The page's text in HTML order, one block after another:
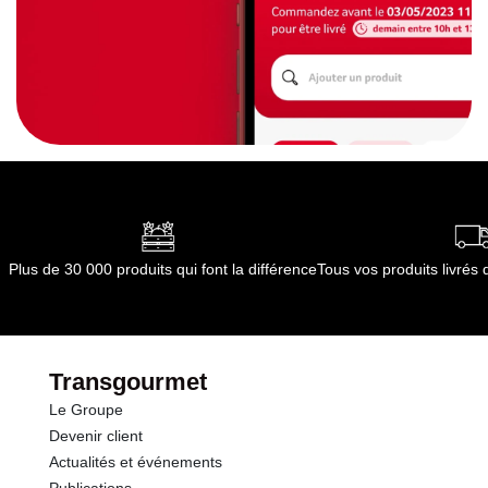
Plus de 30 000 produits qui font la différenceTous vos produits livrés
Transgourmet
Le Groupe
Devenir client
Actualités et événements